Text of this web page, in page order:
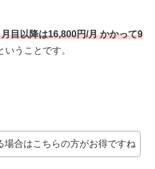
目以降は16,800円/月 かかって9
いうことです。
場合はこちらの方がお得ですね